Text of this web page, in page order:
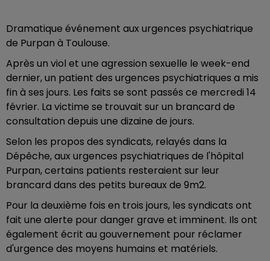
Dramatique événement aux urgences psychiatrique
de Purpan à Toulouse.
Après un viol et une agression sexuelle le week-end
dernier, un patient des urgences psychiatriques a mis
fin à ses jours. Les faits se sont passés ce mercredi 14
février. La victime se trouvait sur un brancard de
consultation depuis une dizaine de jours.
Selon les propos des syndicats, relayés dans la
Dépêche, aux urgences psychiatriques de l'hôpital
Purpan, certains patients resteraient sur leur
brancard dans des petits bureaux de 9m2.
Pour la deuxième fois en trois jours, les syndicats ont
fait une alerte pour danger grave et imminent. Ils ont
également écrit au gouvernement pour réclamer
d'urgence des moyens humains et matériels.